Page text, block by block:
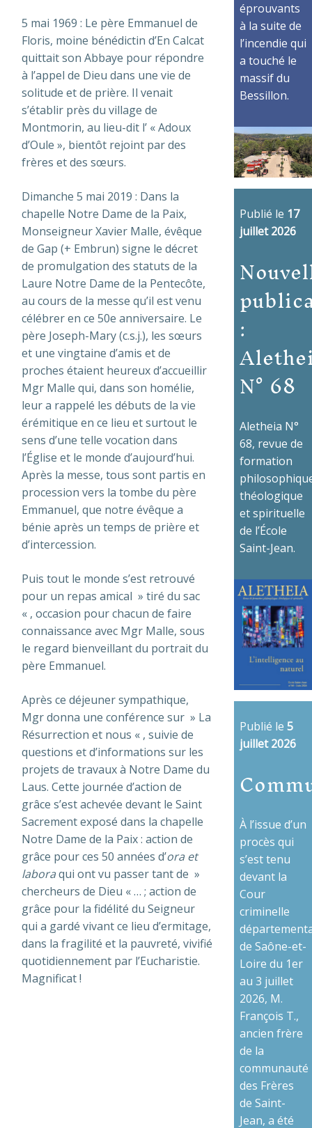
5 mai 1969 : Le père Emmanuel de
Floris, moine bénédictin d’En Calcat
quittait son Abbaye pour répondre
à l’appel de Dieu dans une vie de
solitude et de prière. Il venait
s’établir près du village de
Montmorin, au lieu-dit l’ « Adoux
d’Oule », bientôt rejoint par des
frères et des sœurs.
Dimanche 5 mai 2019 : Dans la
chapelle Notre Dame de la Paix,
Monseigneur Xavier Malle, évêque
de Gap (+ Embrun) signe le décret
de promulgation des statuts de la
Laure Notre Dame de la Pentecôte,
au cours de la messe qu’il est venu
célébrer en ce 50e anniversaire. Le
père Joseph-Mary (c.s.j.), les sœurs
et une vingtaine d’amis et de
proches étaient heureux d’accueillir
Mgr Malle qui, dans son homélie,
leur a rappelé les débuts de la vie
érémitique en ce lieu et surtout le
sens d’une telle vocation dans
l’Église et le monde d’aujourd’hui.
Après la messe, tous sont partis en
procession vers la tombe du père
Emmanuel, que notre évêque a
bénie après un temps de prière et
d’intercession.
Puis tout le monde s’est retrouvé
pour un repas amical » tiré du sac
« , occasion pour chacun de faire
connaissance avec Mgr Malle, sous
le regard bienveillant du portrait du
père Emmanuel.
Après ce déjeuner sympathique,
Mgr donna une conférence sur » La
Résurrection et nous « , suivie de
questions et d’informations sur les
projets de travaux à Notre Dame du
Laus. Cette journée d’action de
grâce s’est achevée devant le Saint
Sacrement exposé dans la chapelle
Notre Dame de la Paix : action de
grâce pour ces 50 années d’ora et
laboraqui ont vu passer tant de »
chercheurs de Dieu « … ; action de
grâce pour la fidélité du Seigneur
qui a gardé vivant ce lieu d’ermitage,
dans la fragilité et la pauvreté, vivifié
quotidiennement par l’Eucharistie.
Magnificat !
éprouvants
à la suite de
l’incendie qui
a touché le
massif du
Bessillon.
Publié le 17
juillet 2026
:
N° 68
Aletheia N°
68, revue de
formation
théologique
et spirituelle
de l’École
Saint-Jean.
Publié le 5
juillet 2026
À l’issue d’un
procès qui
s’est tenu
devant la
Cour
criminelle
de Saône-et-
Loire du 1er
au 3 juillet
2026, M.
François T.,
ancien frère
de la
communauté
des Frères
de Saint-
Jean, a été